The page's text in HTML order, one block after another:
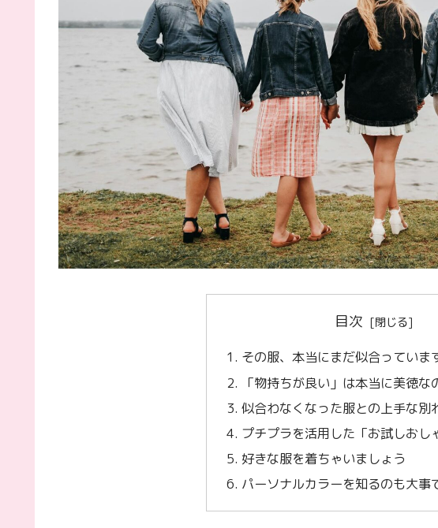
目次
その服、本当にまだ似合っていま
「物持ちが良い」は本当に美徳な
似合わなくなった服との上手な別
プチプラを活用した「お試しおし
好きな服を着ちゃいましょう
パーソナルカラーを知るのも大事